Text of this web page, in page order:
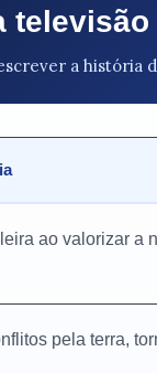
televisão
a história
ao valorizar a
pela terra,